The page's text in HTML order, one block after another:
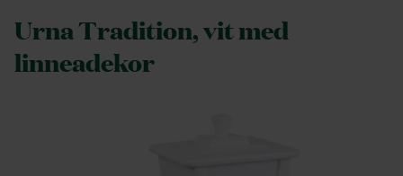
Urna Tradition, vit med
linneadekor